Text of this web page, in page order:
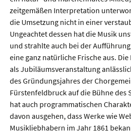
zeitgemäßen Interpretation
die Umsetzung nicht in einer
Ungeachtet dessen hat die Musik
und strahlte auch bei der
eine ganz natürliche Frische aus. Die
als Jubiläumsveranstaltung
des Gründungsjahres der
Fürstenfeldbruck auf die Bühne des
hat auch programmatischen
davon ausgehen, dass Werke wie
Musikliebhabern im Jahr 1861